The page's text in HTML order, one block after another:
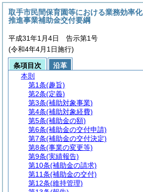
取手市民間保育園等における業務効率化
推進事業補助金交付要綱
平成31年1月4日 告示第1号
(令和4年4月1日施行)
条項目次
沿革
本則
第1条(趣旨)
第2条(定義)
第3条(補助対象事業)
第4条(補助対象経費)
第5条(補助金の額)
第6条(補助金の交付申請)
第7条(補助金の交付決定)
第8条(事業の変更等)
第9条(実績報告)
第10条(補助金の請求)
第11条(補助金の交付)
第12条(維持管理)